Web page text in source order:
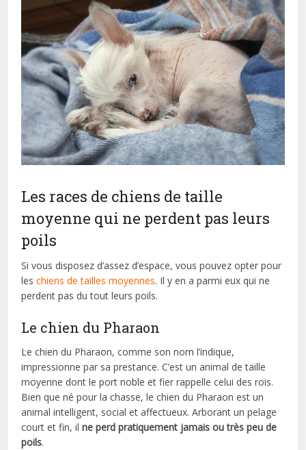
Les races de chiens de taille
moyenne qui ne perdent pas leurs
poils
Si vous disposez d’assez d’espace, vous pouvez opter pour
leschiens de tailles moyennes. Il y en a parmi eux qui ne
perdent pas du tout leurs poils.
Le chien du Pharaon
Le chien du Pharaon, comme son nom l’indique,
impressionne par sa prestance. C’est un animal de taille
moyenne dont le port noble et fier rappelle celui des rois.
Bien que né pour la chasse, le chien du Pharaon est un
animal intelligent, social et affectueux. Arborant un pelage
court et fin, ilne perd pratiquement jamais ou très peu de
poils.